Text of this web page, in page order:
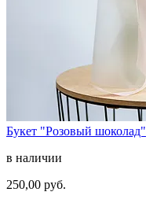
Букет "Розовый шоколад"
в наличии
250,00 руб.